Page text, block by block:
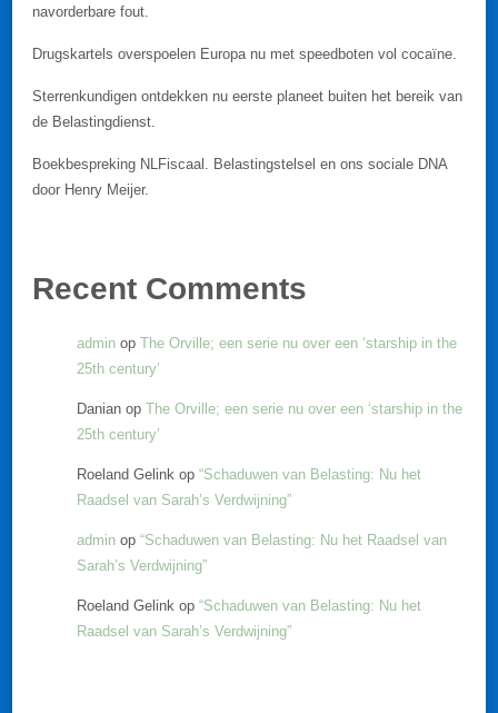
navorderbare fout.
Drugskartels overspoelen Europa nu met speedboten vol cocaïne.
Sterrenkundigen ontdekken nu eerste planeet buiten het bereik van
de Belastingdienst.
Boekbespreking NLFiscaal. Belastingstelsel en ons sociale DNA
door Henry Meijer.
Recent Comments
admin op The Orville; een serie nu over een ‘starship in the
25th century’
Danian op The Orville; een serie nu over een ‘starship in the
25th century’
Roeland Gelink op “Schaduwen van Belasting: Nu het
Raadsel van Sarah’s Verdwijning”
admin op “Schaduwen van Belasting: Nu het Raadsel van
Sarah’s Verdwijning”
Roeland Gelink op “Schaduwen van Belasting: Nu het
Raadsel van Sarah’s Verdwijning”